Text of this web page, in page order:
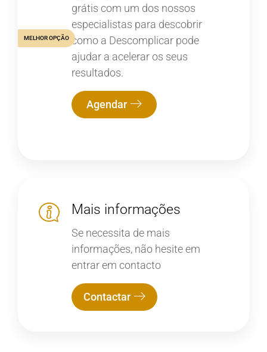
grátis com um dos nossos
especialistas para descobrir
como a Descomplicar pode
ajudar a acelerar os seus
resultados.
Agendar
MELHOR OPÇÃO
Mais informações
Se necessita de mais
informações, não hesite em
entrar em contacto
Contactar